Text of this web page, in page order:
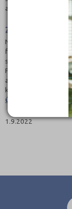
akademie.
Zdravotní
Nezbytná je taká
finále znamená, že
skutečně pomůže
Pokud tak bez udání
atd.) neučiní, bude jej
kurzech hrazených
úřad práce
1.9.2022